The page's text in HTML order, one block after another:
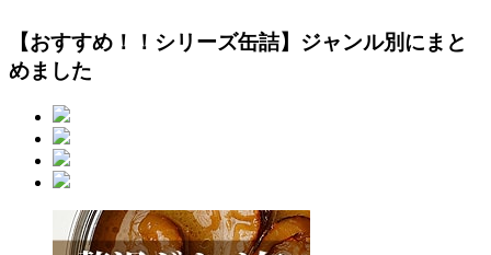
【おすすめ！！シリーズ缶詰】ジャンル別にまと
めました